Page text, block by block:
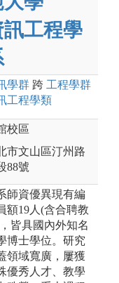
訊工程學
學群 跨 工程學群
工程學類
校區
市文山區汀州路
88號
師資優異現有編
額19人(含合聘教
皆具國內外知名
博士學位。研究
領域寬廣，屢獲
優秀人才、教學